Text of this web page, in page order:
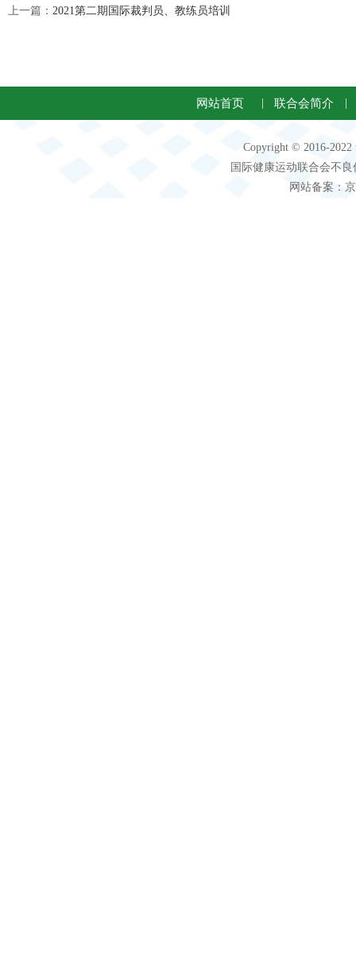
上一篇： 2021第二期国际裁判员、教练员培训
网站首页 联合会简介
Copyright © 2016-
国际健康运动联合会不
网站备案：